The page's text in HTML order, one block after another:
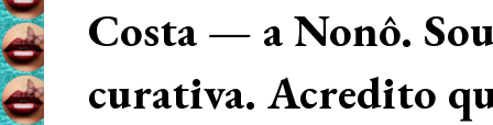
Costa — a Nonô.
curativa. Acredito